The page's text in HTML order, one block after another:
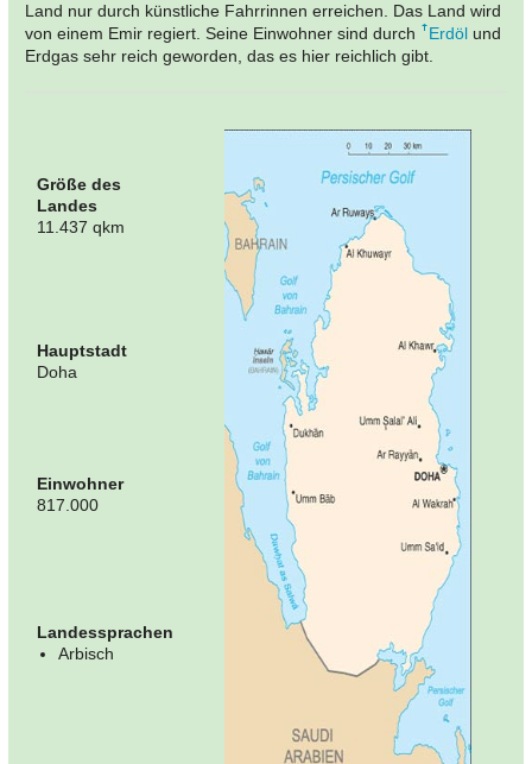
Land nur durch künstliche Fahrrinnen erreichen. Das Land wird
von einem Emir regiert. Seine Einwohner sind durch
Erdöl und
Erdgas sehr reich geworden, das es hier reichlich gibt.
Größe des
Landes
11.437 qkm
Hauptstadt
Doha
Einwohner
817.000
Landessprachen
Arbisch